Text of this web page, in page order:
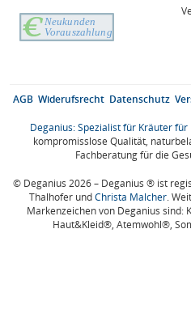
AGB Widerufsrecht Datenschutz
Deganius: Spezialist für Kräuter für
kompromisslose Qualität,
Fachberatung für die
© Deganius 2026 – Deganius ® ist
Thalhofer undChrista Malcher.
Markenzeichen von Deganius
Haut&Kleid®, Atemwohl®,